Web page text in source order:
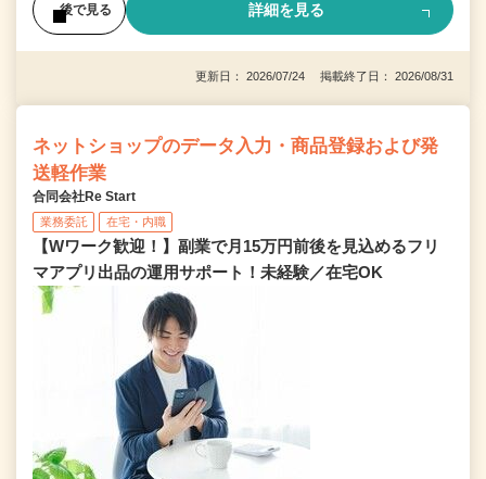
後で見る 詳細を見る
更新日： 2026/07/24 掲載終了日： 2026/08/31
ネットショップのデータ入力・商品登録および発
送軽作業
合同会社Re Start
業務委託 在宅・内職
【Wワーク歓迎！】副業で月15万円前後を見込めるフリ
マアプリ出品の運用サポート！未経験／在宅OK